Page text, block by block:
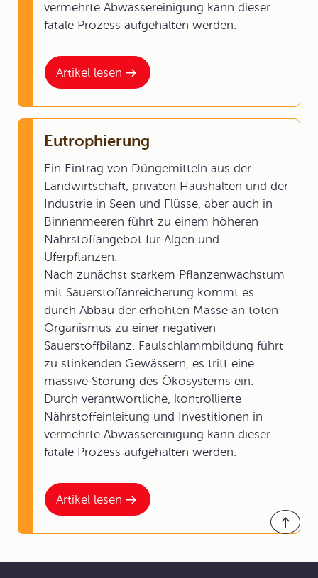
Artikel lesen
vermehrte Abwassereinigung kann dieser
fatale Prozess aufgehalten werden.
Artikel lesen
Eutrophierung
Ein Eintrag von Düngemitteln aus der
Landwirtschaft, privaten Haushalten und der
Industrie in Seen und Flüsse, aber auch in
Binnenmeeren führt zu einem höheren
Nährstoffangebot für Algen und
Uferpflanzen.
Nach zunächst starkem Pflanzenwachstum
mit Sauerstoffanreicherung kommt es
durch Abbau der erhöhten Masse an toten
Organismus zu einer negativen
Sauerstoffbilanz. Faulschlammbildung führt
zu stinkenden Gewässern, es tritt eine
massive Störung des Ökosystems ein.
Durch verantwortliche, kontrollierte
Nährstoffeinleitung und Investitionen in
vermehrte Abwassereinigung kann dieser
fatale Prozess aufgehalten werden.